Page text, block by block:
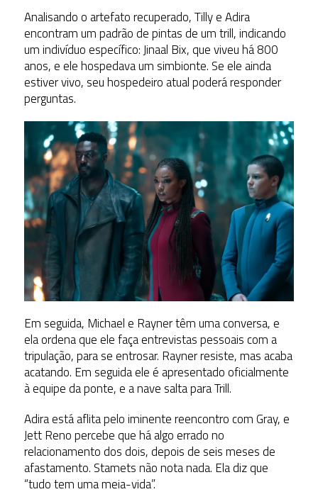
Analisando o artefato recuperado, Tilly e Adira
encontram um padrão de pintas de um trill, indicando
um indivíduo específico: Jinaal Bix, que viveu há 800
anos, e ele hospedava um simbionte. Se ele ainda
estiver vivo, seu hospedeiro atual poderá responder
perguntas.
Em seguida, Michael e Rayner têm uma conversa, e
ela ordena que ele faça entrevistas pessoais com a
tripulação, para se entrosar. Rayner resiste, mas acaba
acatando. Em seguida ele é apresentado oficialmente
à equipe da ponte, e a nave salta para Trill.
Adira está aflita pelo iminente reencontro com Gray, e
Jett Reno percebe que há algo errado no
relacionamento dos dois, depois de seis meses de
afastamento. Stamets não nota nada. Ela diz que
“tudo tem uma meia-vida”.